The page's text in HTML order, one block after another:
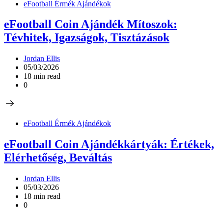
eFootball Érmék Ajándékok
eFootball Coin Ajándék Mítoszok:
Tévhitek, Igazságok, Tisztázások
Jordan Ellis
05/03/2026
18 min read
0
eFootball Érmék Ajándékok
eFootball Coin Ajándékkártyák: Értékek,
Elérhetőség, Beváltás
Jordan Ellis
05/03/2026
18 min read
0